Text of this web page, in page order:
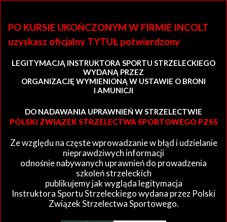
PO KURSIE UKOŃCZONYM W FIRMIE INCOLT
uzyskasz oficjalny TYTUŁ potwierdzony
LEGITYMACJĄ INSTRUKTORA SPORTU STRZELECKIEGO
WYDANĄ PRZEZ
ORGANIZACJĘ WYMIENIONĄ W USTAWIE O BRONI
I AMUNICJI
DO NADAWANIA UPRAWNIEŃ W STRZELECTWIE
POLSKI ZWIĄZEK STRZELECTWA SPORTOWEGO PZSS
Ze względu na częste wprowadzanie w błąd i udzielanie
nieprawdziwych informacji
odnośnie nabywanych uprawnień do prowadzenia
szkoleń strzeleckich
publikujemy jak wygląda legitymacja
Instruktora Sportu Strzeleckiego wydana przez Polski
Związek Strzelectwa Sportowego.